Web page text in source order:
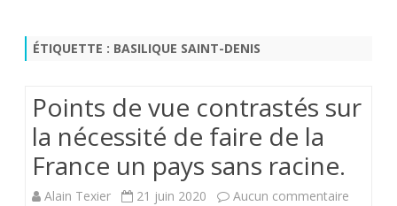
ÉTIQUETTE : BASILIQUE SAINT-DENIS
Points de vue contrastés sur
la nécessité de faire de la
France un pays sans racine.
Alain Texier 21 juin 2020 Aucun commentaire